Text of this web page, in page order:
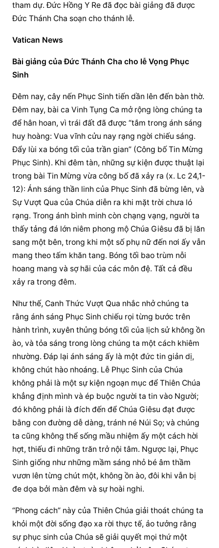
tham dự. Đức Hồng Y Re đã đọc bài giảng đã được
Đức Thánh Cha soạn cho thánh lễ.
Vatican News
Bài giảng của Đức Thánh Cha cho lễ Vọng Phục
Sinh
Đêm nay, cây nến Phục Sinh tiến dần lên đến bàn thờ.
Đêm nay, bài ca Vinh Tụng Ca mở rộng lòng chúng ta
để hân hoan, vì trái đất đã được “tắm trong ánh sáng
huy hoàng: Vua vĩnh cửu nay rạng ngời chiếu sáng.
Đẩy lùi xa bóng tối của trần gian” (Công bố Tin Mừng
Phục Sinh). Khi đêm tàn, những sự kiện được thuật lại
trong bài Tin Mừng vừa công bố đã xảy ra (x. Lc 24,1-
12): Ánh sáng thần linh của Phục Sinh đã bừng lên, và
Sự Vượt Qua của Chúa diễn ra khi mặt trời chưa ló
rạng. Trong ánh bình minh còn chạng vạng, người ta
thấy tảng đá lớn niêm phong mộ Chúa Giêsu đã bị lăn
sang một bên, trong khi một số phụ nữ đến nơi ấy vẫn
mang theo tấm khăn tang. Bóng tối bao trùm nỗi
hoang mang và sợ hãi của các môn đệ. Tất cả đều
xảy ra trong đêm.
Như thế, Canh Thức Vượt Qua nhắc nhở chúng ta
rằng ánh sáng Phục Sinh chiếu rọi từng bước trên
hành trình, xuyên thủng bóng tối của lịch sử không ồn
ào, và tỏa sáng trong lòng chúng ta một cách khiêm
nhường. Đáp lại ánh sáng ấy là một đức tin giản dị,
không chút hào nhoáng. Lễ Phục Sinh của Chúa
không phải là một sự kiện ngoạn mục để Thiên Chúa
khẳng định mình và ép buộc người ta tin vào Người;
đó không phải là đích đến để Chúa Giêsu đạt được
bằng con đường dễ dàng, tránh né Núi Sọ; và chúng
ta cũng không thể sống mầu nhiệm ấy một cách hời
hợt, thiếu đi những trăn trở nội tâm. Ngược lại, Phục
Sinh giống như những mầm sáng nhỏ bé âm thầm
vươn lên từng chút một, không ồn ào, đôi khi vẫn bị
đe dọa bởi màn đêm và sự hoài nghi.
“Phong cách” này của Thiên Chúa giải thoát chúng ta
khỏi một đời sống đạo xa rời thực tế, ảo tưởng rằng
sự phục sinh của Chúa sẽ giải quyết mọi thứ một